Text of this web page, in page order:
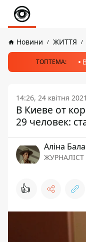
Новини ЖИТТЯ
ТОПТЕМА:
14:26, 24 квітня 2021
В Киеве от
29 человек:
Аліна
ЖУРНАЛІСТ
👍